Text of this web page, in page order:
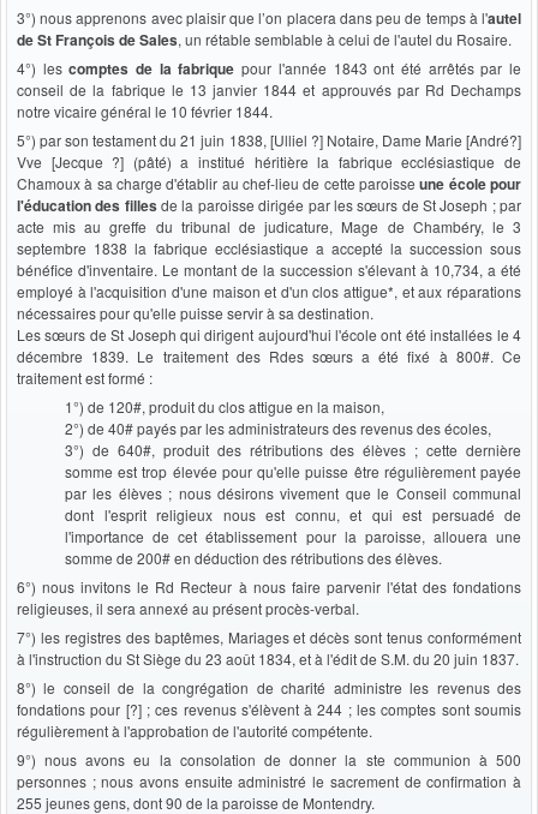
3°) nous apprenons avec plaisir que l’on placera dans peu de temps à l'autel
de St François de Sales, un rétable semblable à celui de l'autel du Rosaire.
4°) lescomptes de la fabrique pour l'année 1843 ont été arrêtés par le
conseil de la fabrique le 13 janvier 1844 et approuvés par Rd Dechamps
notre vicaire général le 10 février 1844.
5°) par son testament du 21 juin 1838, [Ulliel ?] Notaire, Dame Marie [André?]
Vve [Jecque ?] (pâté) a institué héritière la fabrique ecclésiastique de
Chamoux à sa charge d'établir au chef-lieu de cette paroisseune école pour
l'éducation des filles de la paroisse dirigée par les sœurs de St Joseph ; par
acte mis au greffe du tribunal de judicature, Mage de Chambéry, le 3
septembre 1838 la fabrique ecclésiastique a accepté la succession sous
bénéfice d'inventaire. Le montant de la succession s'élevant à 10,734, a été
employé à l'acquisition d'une maison et d'un clos attigue*, et aux réparations
nécessaires pour qu'elle puisse servir à sa destination.
Les sœurs de St Joseph qui dirigent aujourd'hui l'école ont été installées le 4
décembre 1839. Le traitement des Rdes sœurs a été fixé à 800#. Ce
traitement est formé :
1°) de 120#, produit du clos attigue en la maison,
2°) de 40# payés par les administrateurs des revenus des écoles,
3°) de 640#, produit des rétributions des élèves ; cette dernière
somme est trop élevée pour qu'elle puisse être régulièrement payée
par les élèves ; nous désirons vivement que le Conseil communal
dont l'esprit religieux nous est connu, et qui est persuadé de
l'importance de cet établissement pour la paroisse, allouera une
somme de 200# en déduction des rétributions des élèves.
6°) nous invitons le Rd Recteur à nous faire parvenir l'état des fondations
religieuses, il sera annexé au présent procès-verbal.
7°) les registres des baptêmes, Mariages et décès sont tenus conformément
à l'instruction du St Siège du 23 août 1834, et à l'édit de S.M. du 20 juin 1837.
8°) le conseil de la congrégation de charité administre les revenus des
fondations pour [?] ; ces revenus s'élèvent à 244 ; les comptes sont soumis
régulièrement à l'approbation de l'autorité compétente.
9°) nous avons eu la consolation de donner la ste communion à 500
personnes ; nous avons ensuite administré le sacrement de confirmation à
255 jeunes gens, dont 90 de la paroisse de Montendry.